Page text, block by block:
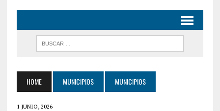
HOME MUNICIPIOS MUNICIPIOS
1 JUNIO, 2026